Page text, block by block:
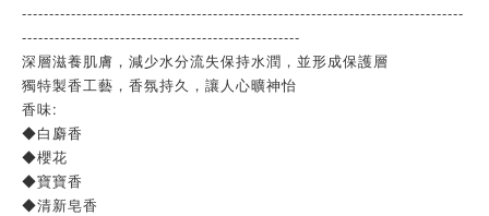
---------------------------------------------------------------------------------
---------------------------------------------------
深層滋養肌膚，減少水分流失保持水潤，並形成保護層
獨特製香工藝，香氛持久，讓人心曠神怡
香味:
◆白麝香
◆櫻花
◆寶寶香
◆清新皂香